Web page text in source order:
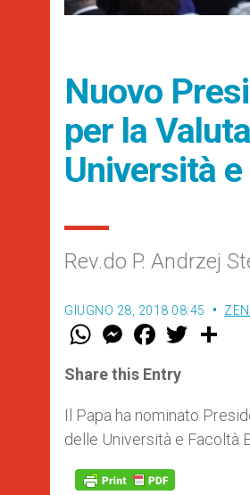
Nuovo
per la
Università
Rev.do P. Andrzej
GIUGNO 28, 2018 08:45
W
t
s
p
p
M
e
s
e
g
e
r
F
a
e
b
o
k
w
r
Share this Entry
Il Papa ha nominato
delle Università e Facoltà